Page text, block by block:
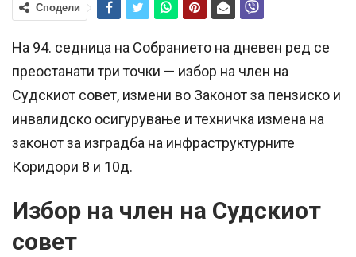
Сподели
На 94. седница на Собранието на дневен ред се
преостанати три точки — избор на член на
Судскиот совет, измени во Законот за пензиско и
инвалидско осигурување и техничка измена на
законот за изградба на инфраструктурните
Коридори 8 и 10д.
Избор на член на Судскиот
совет